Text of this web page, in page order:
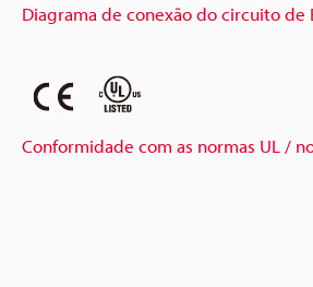
Diagrama de conexão do circuito de
Conformidade com as normas UL /